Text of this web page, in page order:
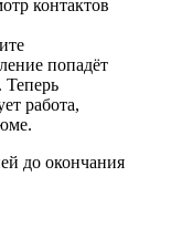
контактов
попадёт
Теперь
работа,
до окончания